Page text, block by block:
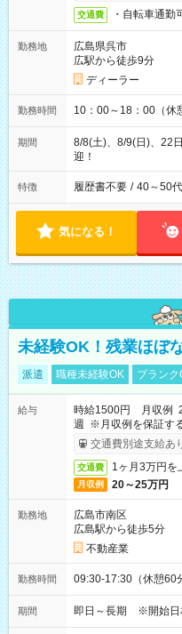
交通費 ・自転車通勤
勤務地
広島県呉市
広駅から徒歩9分
ディーラー
勤務時間 10：00～18：00（休
期間
8/8(土)、8/9(日)、22
迎！
特徴 履歴書不要 / 40～50
気になる！
未経験OK！残業ほぼ
派遣 職種未経験OK ブランク
給与
時給1500円 月収例
週 ※月収例を保証す
ービス利用可（利用条
交通費別途支給あ
交通費 1ヶ月3万円を
月収例 20～25万円
勤務地
広島市南区
広島駅から徒歩5分
不動産業
勤務時間 09:30-17:30（休憩60
期間 即日～長期 ※開始日